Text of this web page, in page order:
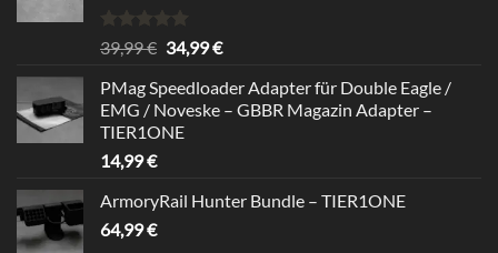
Rated5.00
out of 5
39,99€ Original
was:
39,99 €.
34,99€Current
is:
34,99 €.
PMag Speedloader Adapter für Double Eagle /
EMG / Noveske – GBBR Magazin Adapter –
TIER1ONE
14,99€
ArmoryRail Hunter Bundle – TIER1ONE
64,99€